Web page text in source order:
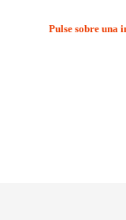
Pulse sobre una